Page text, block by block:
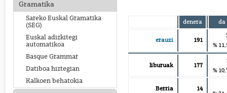
Gramatika
Sareko Euskal Gramatika
(SEG)
Euskal adizkitegi
automatikoa
Basque Grammar
Datiboa hiztegian
Kalkoen behatokia
denera da
erauzi 191
%
liburuak 177
%
Berria 14